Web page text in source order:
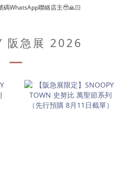
碼WhatsApp聯絡店主🥹🙏🏻
阪急展 2026